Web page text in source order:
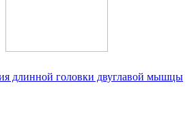
длинной головки двуглавой мышцы